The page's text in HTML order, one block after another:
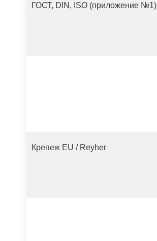
ГОСТ, DIN, ISO (приложение №1)
Крепеж EU / Reyher